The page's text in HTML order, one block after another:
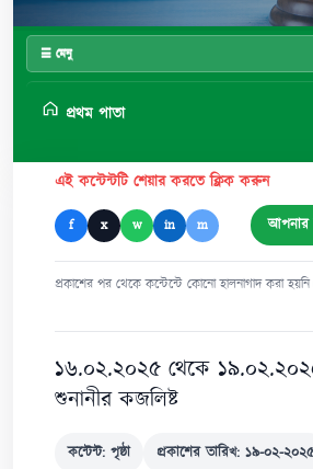
☰ মেনু
প্রথম পাতা
এই কন্টেন্টটি শেয়ার করতে ক্লিক করুন
f x w in m আপনার
প্রকাশের পর থেকে কন্টেন্টে কোনো হালনাগাদ করা
১৬.০২.২০২৫ থেকে
শুনানীর কজলিষ্ট
কন্টেন্ট: পৃষ্ঠা প্রকাশের তারিখ: ১৯-০২-২০২৫